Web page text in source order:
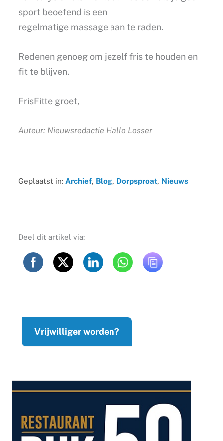
sport beoefend is een
regelmatige massage aan te raden.
Redenen genoeg om jezelf fris te houden en
fit te blijven.
FrisFitte groet,
Auteur: Nieuwsredactie Hallo Losser
Geplaatst in: Archief, Blog, Dorpsproat, Nieuws
Deel dit artikel via:
Vrijwilliger worden?